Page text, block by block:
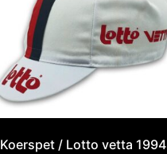
Koerspet / Lotto vetta 1994